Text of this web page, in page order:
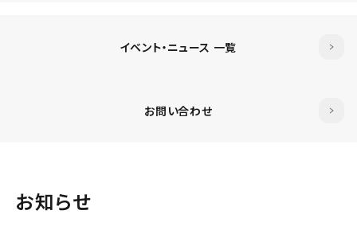
イベント・ニュース 一覧
お問い合わせ
お知らせ